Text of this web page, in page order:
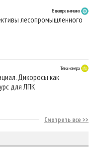
В центре внимания
лесопромышленного
Тема номера
Дикоросы как
для ЛПК
Смотреть все